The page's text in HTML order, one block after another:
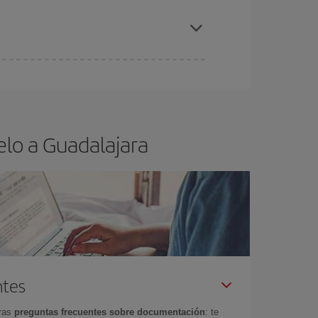
a Guadalajara
preguntas frecuentes sobre documentación: te